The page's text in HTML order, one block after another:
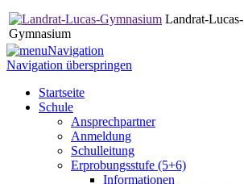
Landrat-Lucas-
Gymnasium
Navigation
Navigation überspringen
Startseite
Schule
Ansprechpartner
Anmeldung
Schulleitung
Erprobungsstufe (5+6)
Informationen